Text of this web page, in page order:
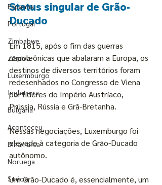
Espanha
Portugal
Zimbabwe
Zâmbia
Luxermburgo
Inglaterra
Bulgária
Aconteceu
Dinamarca
Noruega
Suécia
Status singular de Grão-
Ducado
Em 1815, após o fim das guerras
napoleônicas que abalaram a Europa, os
destinos de diversos territórios foram
redesenhados no Congresso de Viena
por líderes do Império Austríaco,
Prússia, Rússia e Grã-Bretanha.
Nessas negociações, Luxemburgo foi
elevado à categoria de Grão-Ducado
autônomo.
Um Grão-Ducado é, essencialmente, um